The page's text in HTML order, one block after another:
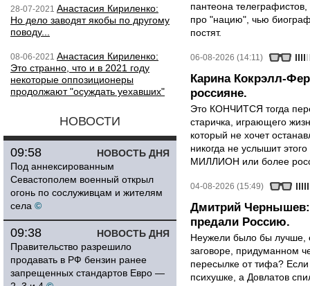
28-07-2021 Анастасия Кириленко:
Но дело заводят якобы по другому
поводу...
08-06-2021 Анастасия Кириленко:
Это странно, что и в 2021 году
некоторые оппозиционеры
продолжают "осуждать уехавших"
НОВОСТИ
НОВОСТЬ ДНЯ
09:58
Под аннексированным
Севастополем военный открыл
огонь по сослуживцам и жителям
села ©
НОВОСТЬ ДНЯ
09:38
Правительство разрешило
продавать в РФ бензин ранее
запрещенных стандартов Евро —
пантеона
про "нацию", чью
постят.
06-08-2026 (14:11)
Карина Кокрэлл-
россияне.
Это КОНЧИТСЯ тогда
старичка, играющего
который не хочет
никогда не услышит
МИЛЛИОН или более
04-08-2026 (15:49)
Дмитрий Чернышев:
предали Россию.
Неужели было бы лучше,
заговоре, придуманном
пересылке от тифа?
психушке, а Довлатов